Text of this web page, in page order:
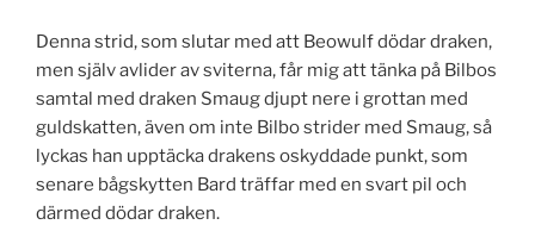
Denna strid, som slutar med att Beowulf dödar draken,
men själv avlider av sviterna, får mig att tänka på Bilbos
samtal med draken Smaug djupt nere i grottan med
guldskatten, även om inte Bilbo strider med Smaug, så
lyckas han upptäcka drakens oskyddade punkt, som
senare bågskytten Bard träffar med en svart pil och
därmed dödar draken.